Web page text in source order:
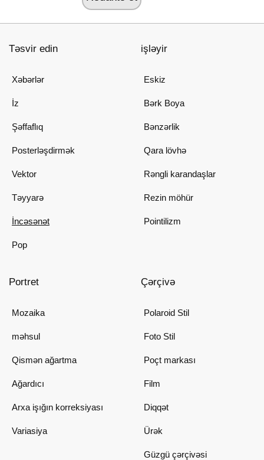
Təsvir edin
Xəbərlər
İz
Şəffaflıq
Posterləşdirmək
Vektor
Təyyarə
İncəsənət
Pop
işləyir
Eskiz
Bərk Boya
Bənzərlik
Qara lövhə
Rəngli karandaşlar
Rezin möhür
Pointilizm
Portret
Mozaika
məhsul
Qismən ağartma
Ağardıcı
Arxa işığın korreksiyası
Variasiya
Çərçivə
Polaroid Stil
Foto Stil
Poçt markası
Film
Diqqət
Ürək
Güzgü çərçivəsi